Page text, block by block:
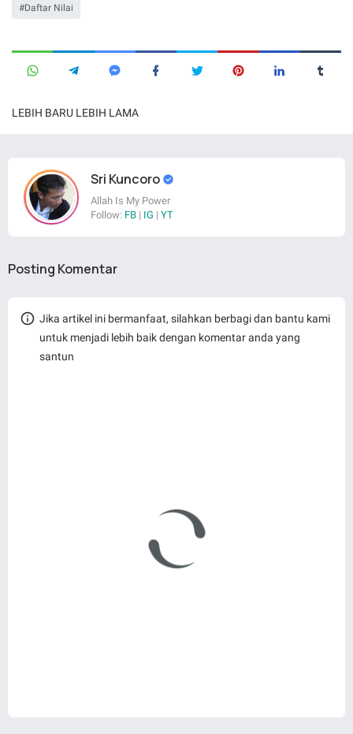
Daftar Nilai
LEBIH BARU LEBIH LAMA
Sri Kuncoro
Allah Is My Power
Follow: FB | IG | YT
Posting Komentar
Jika artikel ini bermanfaat, silahkan berbagi dan bantu kami
untuk menjadi lebih baik dengan komentar anda yang
santun